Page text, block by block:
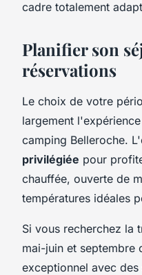
cadre totalement
Planifier son
réservations
Le choix de votre
largement
camping Belleroche.
privilégiée pour
chauffée, ouverte de
températures idéales
Si vous recherchez la
mai-juin et septembre
exceptionnel avec